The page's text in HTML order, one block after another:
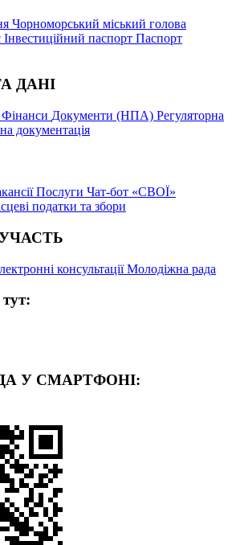
Чорноморський міський голова
Інвестиційний паспорт Паспорт
ДАНІ
Фінанси Документи (НПА) Регуляторна
документація
Послуги Чат-бот «СВОЇ»
податки та збори
консультаціїМолодіжна рада
У СМАРТФОНІ: